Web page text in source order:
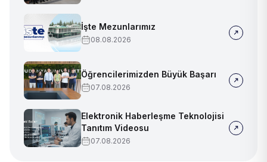
İşte Mezunlarımız
08.08.2026
Öğrencilerimizden Büyük Başarı
07.08.2026
Elektronik Haberleşme Teknolojisi
Tanıtım Videosu
07.08.2026